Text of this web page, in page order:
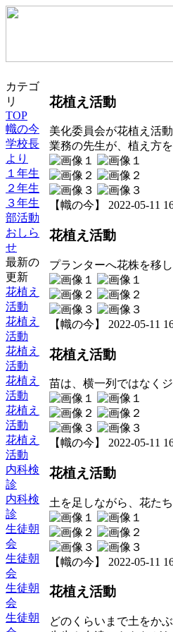
カテゴ
リ
TOP
幟の今
学校長
より
１年生
２年生
３年生
部活動
おしら
せ
最新の
更新
花植え
活動
花植え
活動
花植え
活動
花植え
活動
花植え
活動
花植え
活動
内科検
診
内科検
診
生徒朝
会
生徒朝
会
生徒朝
会
生徒朝
花植え活動
美化委員会が花植え活動
業務の先生が、植え方
【幟の今】 2022-05-11
花植え活動
プランターへ花株を移
【幟の今】 2022-05-11
花植え活動
苗は、横一列ではなく
【幟の今】 2022-05-11
花植え活動
土を足しながら、花た
【幟の今】 2022-05-11
花植え活動
どのくらいまで土をか